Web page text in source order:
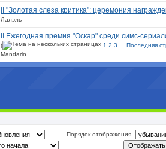
II "Золотая слеза критика": церемония
Лалэль
II Ежегодная премия "Оскар" среди симс-
( 1 2 3 Последняя
Mandarin
Порядок отображения